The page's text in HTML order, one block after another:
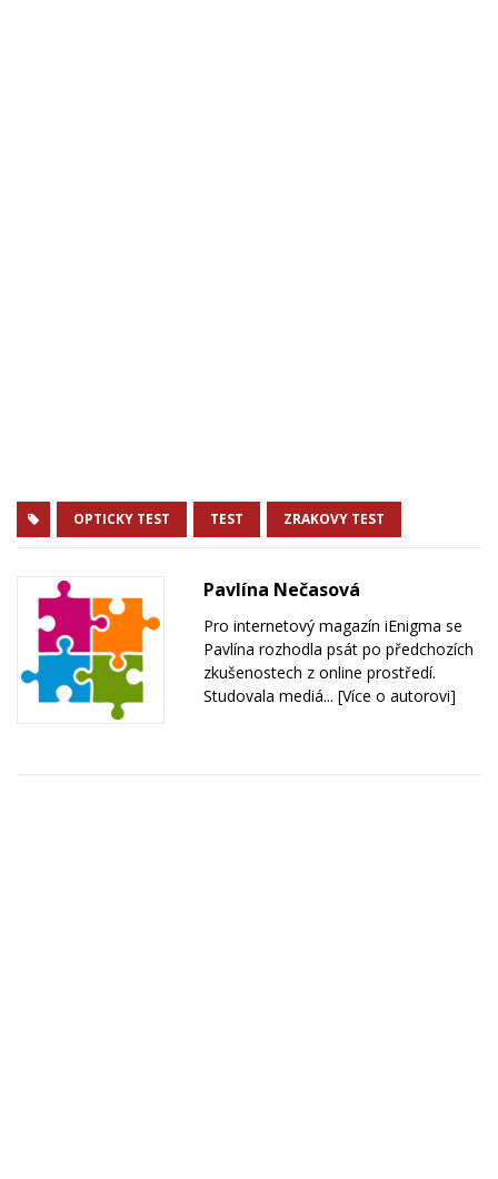
OPTICKY TEST TEST ZRAKOVY TEST
Pavlína Nečasová
Pro internetový magazín iEnigma se
Pavlína rozhodla psát po předchozích
zkušenostech z online prostředí.
Studovala mediá... [Více o autorovi]